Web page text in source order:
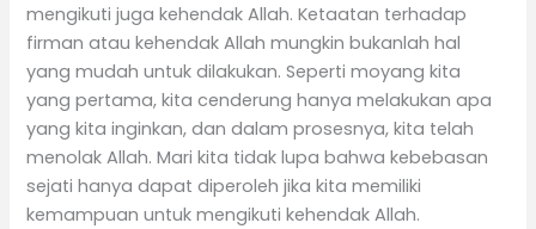
mengikuti juga kehendak Allah. Ketaatan terhadap
firman atau kehendak Allah mungkin bukanlah hal
yang mudah untuk dilakukan. Seperti moyang kita
yang pertama, kita cenderung hanya melakukan apa
yang kita inginkan, dan dalam prosesnya, kita telah
menolak Allah. Mari kita tidak lupa bahwa kebebasan
sejati hanya dapat diperoleh jika kita memiliki
kemampuan untuk mengikuti kehendak Allah.